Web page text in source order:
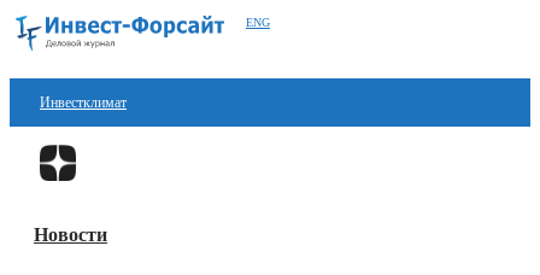
ENG
Инвестклимат
Финансы
Блокчейн
Новости